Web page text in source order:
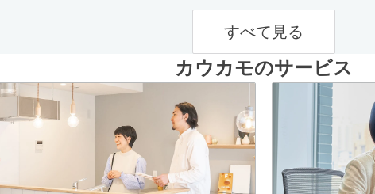
すべて見る
カウカモのサービス